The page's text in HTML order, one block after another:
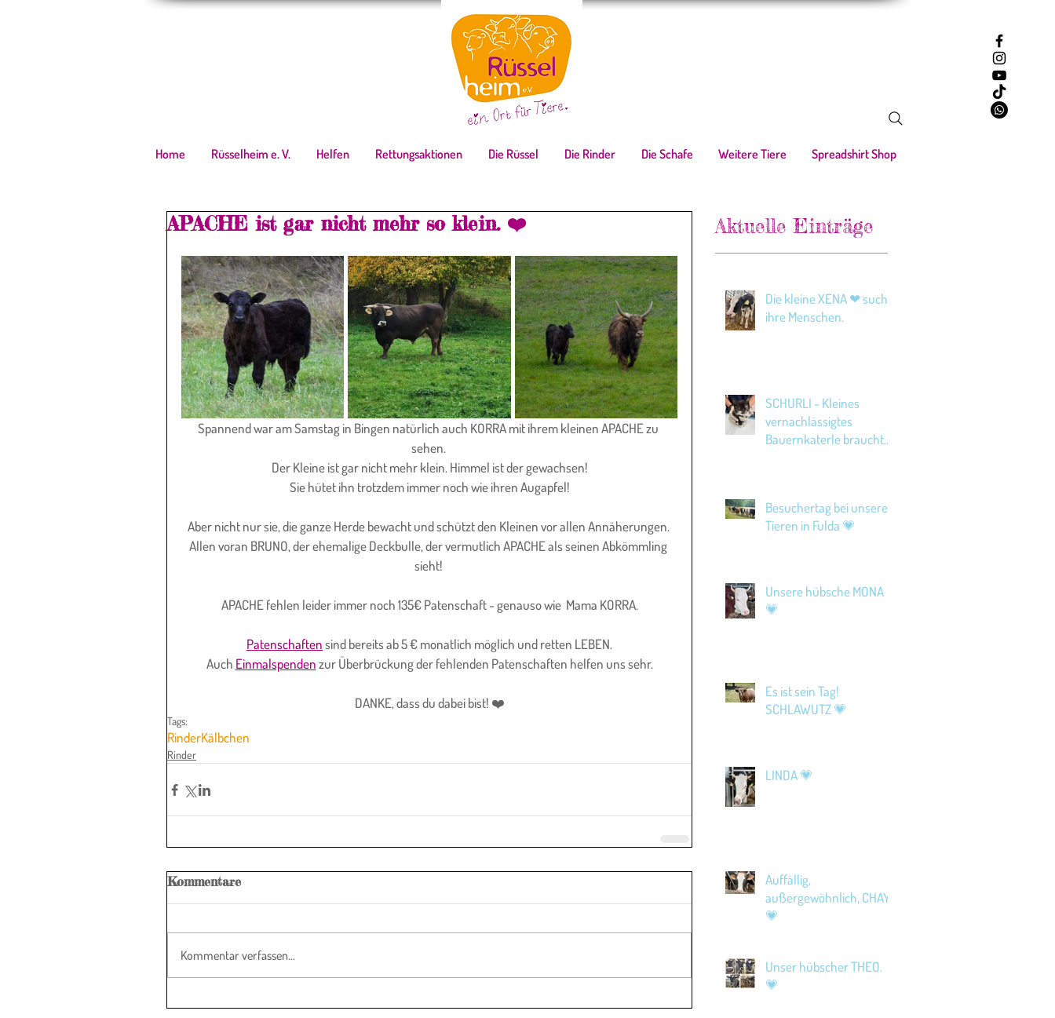
Home Rüsselheim e. V. Helfen Rettungsaktionen Die Rüssel Die Rinder Die Schafe Weitere Tiere Spreadshirt Shop
APACHE ist gar nicht mehr so klein. ❤️
Spannend war am Samstag in Bingen natürlich auch KORRA mit ihrem kleinen APACHE zu
sehen.
Der Kleine ist gar nicht mehr klein. Himmel ist der gewachsen!
Sie hütet ihn trotzdem immer noch wie ihren Augapfel!
Aber nicht nur sie, die ganze Herde bewacht und schützt den Kleinen vor allen Annäherungen.
Allen voran BRUNO, der ehemalige Deckbulle, der vermutlich APACHE als seinen Abkömmling
sieht!
APACHE fehlen leider immer noch 135€ Patenschaft - genauso wie  Mama KORRA.
Patenschaften sind bereits ab 5 € monatlich möglich und retten LEBEN.
Auch Einmalspenden zur Überbrückung der fehlenden Patenschaften helfen uns sehr.
DANKE, dass du dabei bist! ❤️
Tags:
RinderKälbchen
Rinder
Kommentare
Kommentar verfassen...
Aktuelle Einträge
Die kleine XENA ❤ sucht
ihre Menschen.
SCHURLI - Kleines
vernachlässigtes
Bauernkaterle braucht
Besuchertag bei unseren
Tieren in Fulda 💗
Unsere hübsche MONA
💗
Es ist sein Tag!
SCHLAWUTZ 💗
LINDA 💗
Auffällig,
außergewöhnlich, CHAYA
💗
Unser hübscher THEO.
💗